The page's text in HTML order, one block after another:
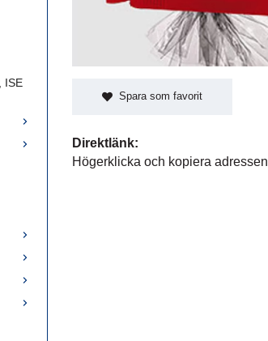
ISE
Spara som favorit
Direktlänk:
Högerklicka och kopiera adressen